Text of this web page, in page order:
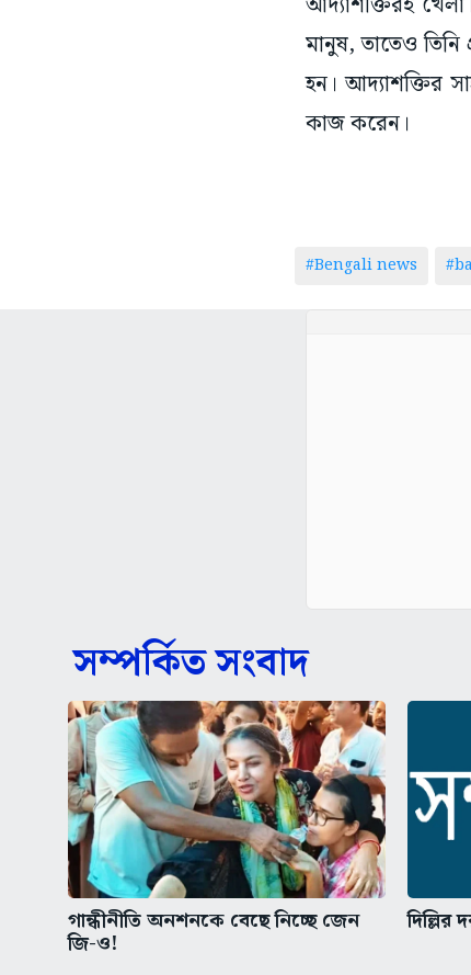
মানুষ, তাতেও
হন। আদ্যাশক্তির
কাজ করেন।
#Bengali news
সম্পর্কিত সংবাদ
গান্ধীনীতি অনশনকে বেছে নিচ্ছে জেন
জি-ও!
দিল্লির